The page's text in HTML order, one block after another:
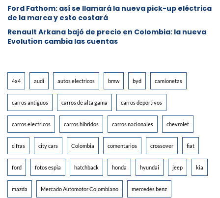
Ford Fathom: así se llamará la nueva pick-up eléctrica
de la marca y esto costará
Renault Arkana bajó de precio en Colombia: la nueva
Evolution cambia las cuentas
4x4 audi autos electricos bmw byd camionetas
carros antiguos carros de alta gama carros deportivos
carros electricos carros hibridos carros nacionales chevrolet
cifras city cars Colombia comentarios crossover fiat
ford fotos espia hatchback honda hyundai jeep kia
mazda Mercado Automotor Colombiano mercedes benz